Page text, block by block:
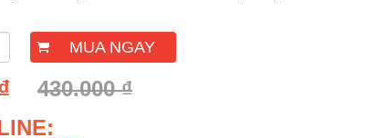
MUA NGAY
430.000 ₫